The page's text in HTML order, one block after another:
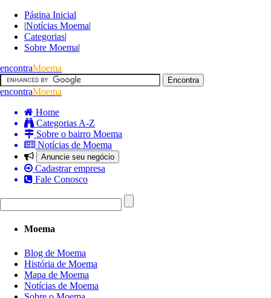
Página Inicial
|Notícias Moema|
Categorias|
Sobre Moema|
encontraMoema
encontraMoema
Home
Categorias A-Z
Sobre o bairro Moema
Notícias de Moema
Anuncie seu negócio
Cadastrar empresa
Fale Conosco
Moema
Blog de Moema
História de Moema
Mapa de Moema
Notícias de Moema